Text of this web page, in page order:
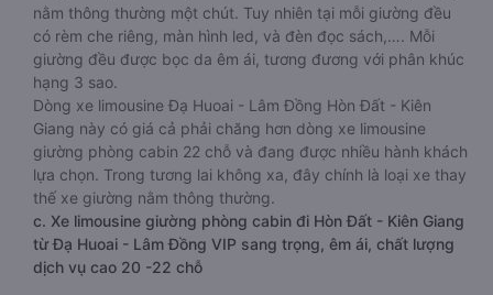
nằm thông thường một chút. Tuy nhiên tại mỗi giường đều
có rèm che riêng, màn hình led, và đèn đọc sách,…. Mỗi
giường đều được bọc da êm ái, tương đương với phân khúc
hạng 3 sao.
Dòng xe limousine Đạ Huoai - Lâm Đồng Hòn Đất - Kiên
Giang này có giá cả phải chăng hơn dòng xe limousine
giường phòng cabin 22 chỗ và đang được nhiều hành khách
lựa chọn. Trong tương lai không xa, đây chính là loại xe thay
thế xe giường nằm thông thường.
c. Xe limousine giường phòng cabin đi Hòn Đất - Kiên Giang
từ Đạ Huoai - Lâm Đồng VIP sang trọng, êm ái, chất lượng
dịch vụ cao 20 -22 chỗ